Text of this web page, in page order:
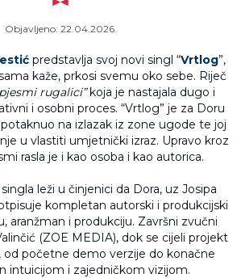
Objavljeno: 22.04.2026.
predstavlja svoj novi singl “Vrtlog”,
kaže, prkosi svemu oko sebe. Riječ
rugalici”koja je nastajala dugo i
i osobni proces. “Vrtlog” je za Doru
na izlazak iz zone ugode te joj
u vlastiti umjetnički izraz. Upravo kroz
rasla je i kao osoba i kao autorica.
leži u činjenici da Dora, uz Josipa
kompletan autorski i produkcijski
aranžman i produkciju. Završni zvučni
(ZOE MEDIA), dok se cijeli projekt
od početne demo verzije do konačne
intuicijom i zajedničkom vizijom.